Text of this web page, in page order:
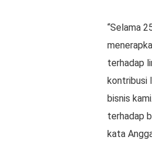
“Selama
terhadap
kontribusi
bisnis
terhadap
kata